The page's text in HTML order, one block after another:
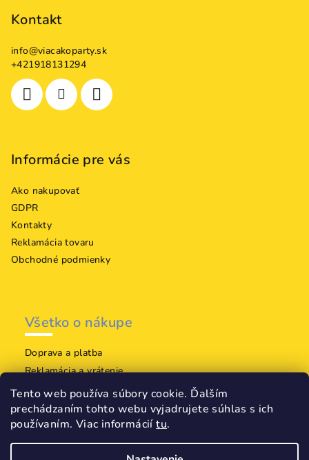
Tento web používa súbory cookie. Ďalším
prechádzaním tohto webu vyjadrujete súhlas s ich
používaním. Viac informáciítu.
Kontakt
info@viacakoparty.sk
+421918131294
Informácie pre vás
Ako nakupovať
GDPR
Kontakty
Reklamácia tovaru
Obchodné podmienky
Všetko o nákupe
Doprava a platba
Reklamácia a vrátenie
Tvoj odkaz 1
Tvoj odkaz 2